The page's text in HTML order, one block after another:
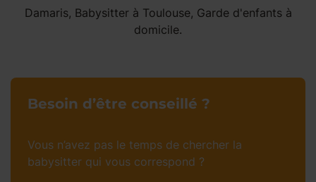
Damaris, Babysitter à Toulouse, Garde d'enfants à
domicile.
Besoin d’être conseillé ?
Vous n’avez pas le temps de chercher la
babysitter qui vous correspond ?